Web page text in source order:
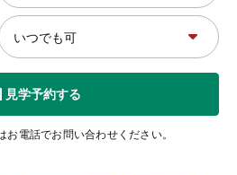
見学予約する
お電話でお問い合わせください。